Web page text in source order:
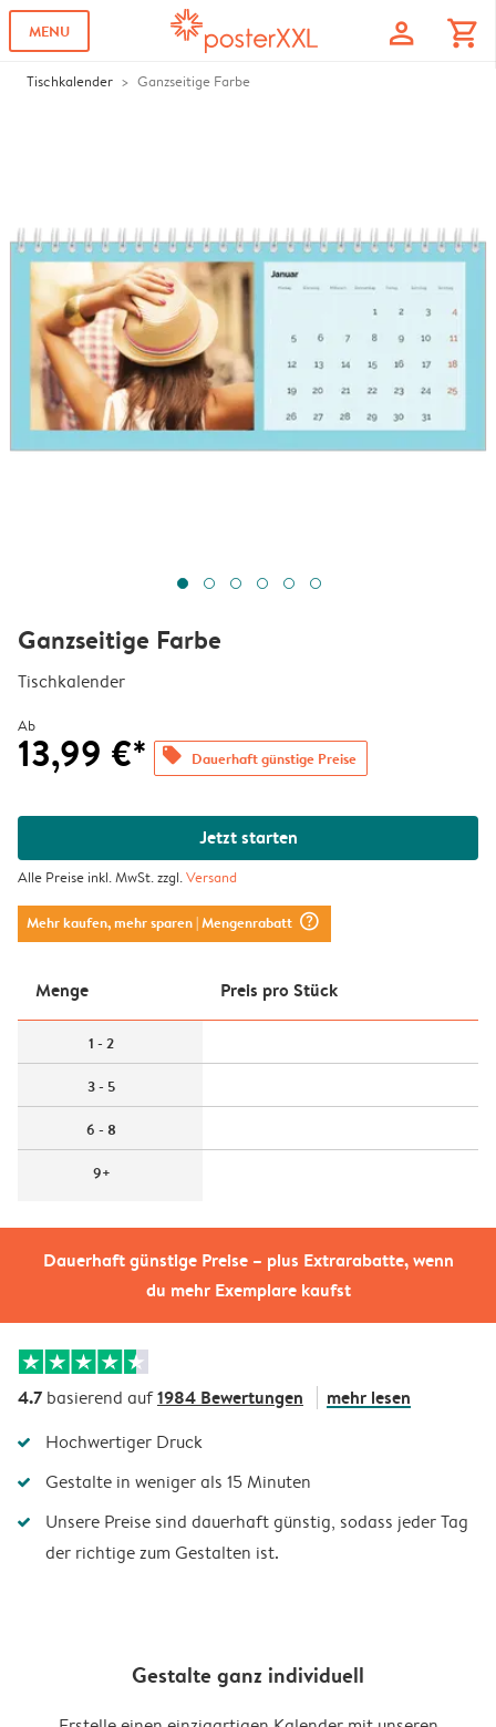
MENU profile shopping_cart
Tischkalender Ganzseitige Farbe
Dauerhaft günstige Preise – plus Extrarabatte, wenn
du mehr Exemplare kaufst
Ganzseitige Farbe
Tischkalender
Ab
13,99 €* offers Dauerhaft günstige Preise
Jetzt starten
Alle Preise inkl. MwSt. zzgl.Versand
Mehr kaufen, mehr sparen| Mengenrabatt question_mark_circle
Menge Preis pro Stück
1 - 2
3 - 5
6 - 8
9+
4.7 basierend auf1984 Bewertungen mehr lesen
Hochwertiger Druck
Gestalte in weniger als 15 Minuten
Unsere Preise sind dauerhaft günstig, sodass jeder Tag
der richtige zum Gestalten ist.
Gestalte ganz individuell